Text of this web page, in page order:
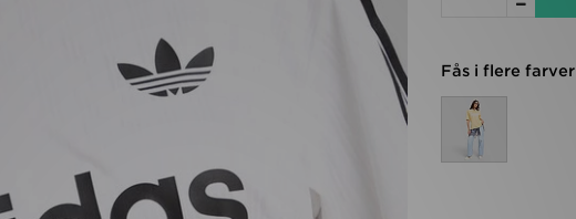
Fås i flere farver